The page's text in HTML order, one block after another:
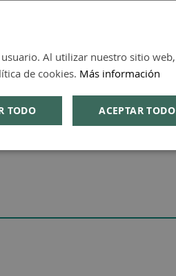
Al utilizar nuestro sitio web,
de cookies. Más información
ACEPTAR TODO
TODO